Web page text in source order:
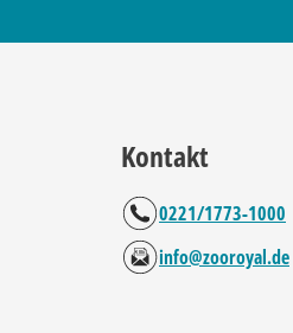
Kontakt
0221/1773-1000
info@zooroyal.de